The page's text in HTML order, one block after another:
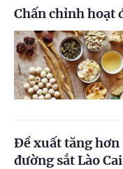
Chấn chỉnh hoạt
Đề xuất tăng
đường sắt Lào